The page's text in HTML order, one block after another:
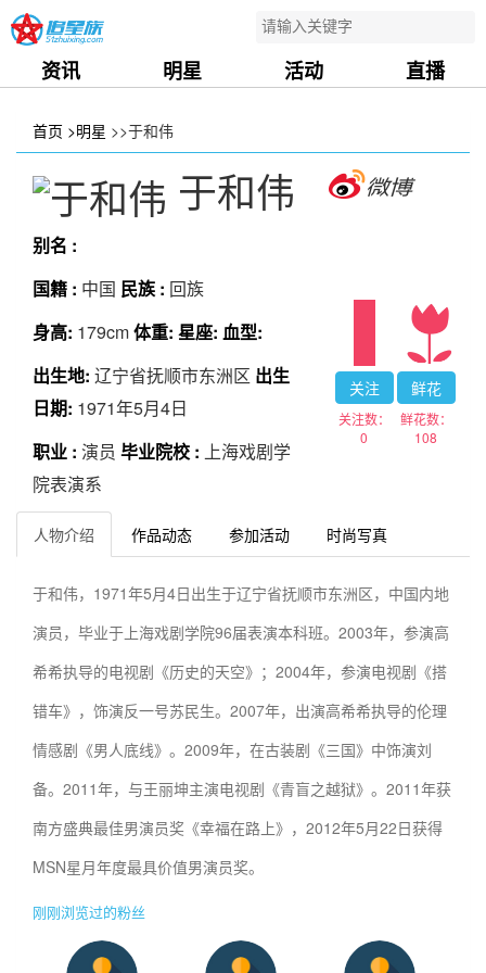
资讯 明星 活动 直播
首页 >明星 >>于和伟
于和伟
别名 :
国籍 : 中国 民族 : 回族
身高: 179cm体重: 星座: 血型:
出生地: 辽宁省抚顺市东洲区 出生
日期: 1971年5月4日
职业 : 演员 毕业院校 : 上海戏剧学
院表演系
关注
关注数：
0
鲜花
鲜花数：
108
人物介绍 作品动态 参加活动 时尚写真
于和伟，1971年5月4日出生于辽宁省抚顺市东洲区，中国内地
演员，毕业于上海戏剧学院96届表演本科班。2003年，参演高
希希执导的电视剧《历史的天空》；2004年，参演电视剧《搭
错车》，饰演反一号苏民生。2007年，出演高希希执导的伦理
情感剧《男人底线》。2009年，在古装剧《三国》中饰演刘
备。2011年，与王丽坤主演电视剧《青盲之越狱》。2011年获
南方盛典最佳男演员奖《幸福在路上》，2012年5月22日获得
MSN星月年度最具价值男演员奖。
刚刚浏览过的粉丝